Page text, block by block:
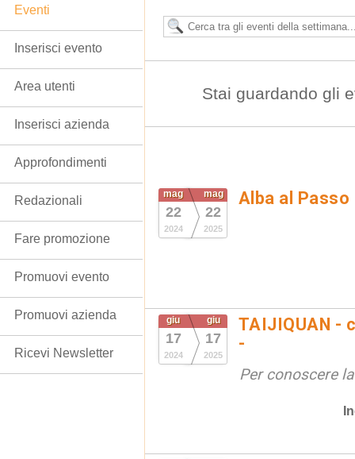
Stai guardando gli
mag
22
2024
mag
22
2025
Alba al Passo
giu
17
2024
giu
17
2025
TAIJIQUAN -
-
Per conoscere
Eventi
Inserisci evento
Area utenti
Inserisci azienda
Approfondimenti
Redazionali
Fare promozione
Promuovi evento
Promuovi azienda
Ricevi Newsletter